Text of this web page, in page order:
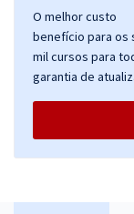
O melhor custo
benefício para os
mil cursos para
garantia de